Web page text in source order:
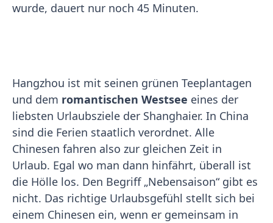
wurde, dauert nur noch 45 Minuten.
Hangzhou ist mit seinen grünen Teeplantagen
und dem romantischen Westsee eines der
liebsten Urlaubsziele der Shanghaier. In China
sind die Ferien staatlich verordnet. Alle
Chinesen fahren also zur gleichen Zeit in
Urlaub. Egal wo man dann hinfährt, überall ist
die Hölle los. Den Begriff „Nebensaison“ gibt es
nicht. Das richtige Urlaubsgefühl stellt sich bei
einem Chinesen ein, wenn er gemeinsam in